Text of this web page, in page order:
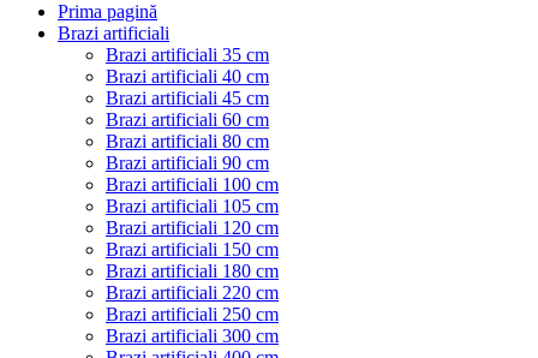
Prima pagină
Brazi artificiali
Brazi artificiali 35 cm
Brazi artificiali 40 cm
Brazi artificiali 45 cm
Brazi artificiali 60 cm
Brazi artificiali 80 cm
Brazi artificiali 90 cm
Brazi artificiali 100 cm
Brazi artificiali 105 cm
Brazi artificiali 120 cm
Brazi artificiali 150 cm
Brazi artificiali 180 cm
Brazi artificiali 220 cm
Brazi artificiali 250 cm
Brazi artificiali 300 cm